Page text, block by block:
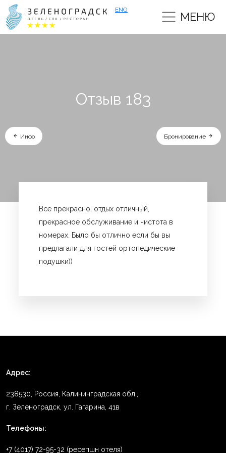
ENG
МЕНЮ
Отзыв 183
Инфо Бронирование
Все прекрасно, отдых отличный,
прекрасное обслуживание и чистота в
номерах. Было бы отлично если бы вы
предлагали для гостей ортопедические
подушки))
Адрес:
238530, Россия, Калининградская обл.,
г. Зеленоградск, ул. Гагарина, 41в
Телефоны:
+7 (4017) 72-95-32 (ресепшн отеля)